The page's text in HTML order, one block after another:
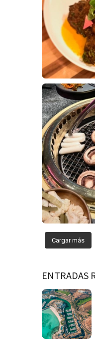
Cargar más
ENTRADAS